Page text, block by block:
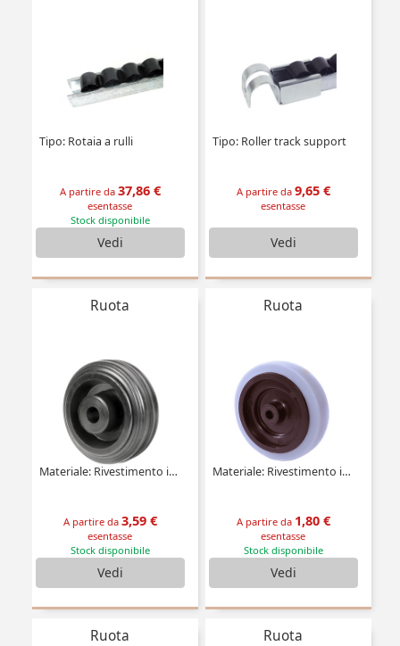
Tipo: Rotaia a rulli
A partire da 37,86 €
esentasse
Stock disponibile
Vedi
Tipo: Roller track support
A partire da 9,65 €
esentasse
Vedi
Ruota
Materiale: Rivestimento in gomma - nucleo in polipropilene
A partire da 3,59 €
esentasse
Stock disponibile
Vedi
Ruota
Materiale: Rivestimento in gomma - nucleo in polipropilene
A partire da 1,80 €
esentasse
Stock disponibile
Vedi
Ruota Ruota